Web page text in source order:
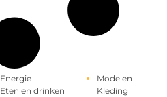
Energie
Eten en drinken
Mode en
Kleding